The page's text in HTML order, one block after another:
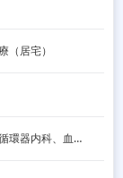
（居宅）
呼吸器内科、一般内科、消化器内科、循環器内科、血液内科、心療内科、脳神経内科、内分泌内科、老人内科、一般外科、消化器外科、心臓外科、呼吸器外科、脳神経外科、整形外科、形成外科、リハビリテーション科、小児科、産婦人科、婦人科、精神科、眼科、耳鼻咽喉科、皮膚科、泌尿器科、放射線科、人工透析、麻酔科、美容外科、人間ドック・検診、その他